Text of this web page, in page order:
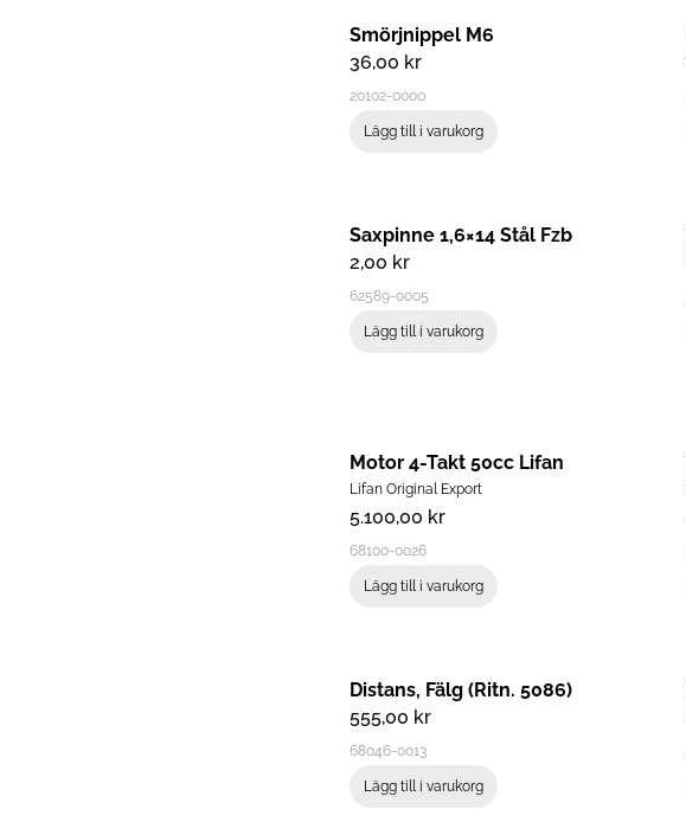
20102-0000
Smörjnippel M6
36,00 kr
Lägg till i varukorg
62589-0005
Saxpinne 1,6×14 Stål Fzb
2,00 kr
Lägg till i varukorg
68100-0026
Motor 4-Takt 50cc Lifan
5.100,00 kr
Lifan Original Export
Lägg till i varukorg
68046-0013
Distans, Fälg (Ritn. 5086)
555,00 kr
Lägg till i varukorg